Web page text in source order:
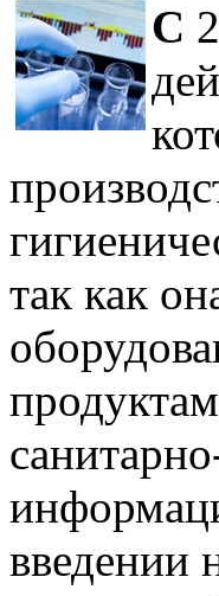
С
так как
введении